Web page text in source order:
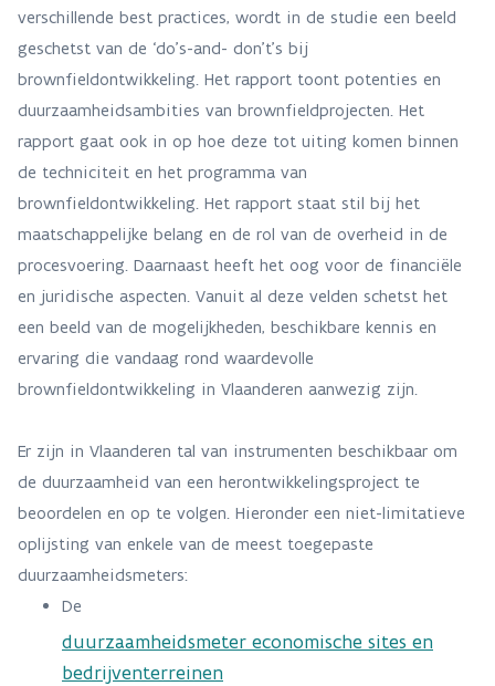
verschillende best practices, wordt in de studie een beeld
geschetst van de ‘do’s-and- don’t’s bij
brownfieldontwikkeling. Het rapport toont potenties en
duurzaamheidsambities van brownfieldprojecten. Het
rapport gaat ook in op hoe deze tot uiting komen binnen
de techniciteit en het programma van
brownfieldontwikkeling. Het rapport staat stil bij het
maatschappelijke belang en de rol van de overheid in de
procesvoering. Daarnaast heeft het oog voor de financiële
en juridische aspecten. Vanuit al deze velden schetst het
een beeld van de mogelijkheden, beschikbare kennis en
ervaring die vandaag rond waardevolle
brownfieldontwikkeling in Vlaanderen aanwezig zijn.
Er zijn in Vlaanderen tal van instrumenten beschikbaar om
de duurzaamheid van een herontwikkelingsproject te
beoordelen en op te volgen. Hieronder een niet-limitatieve
oplijsting van enkele van de meest toegepaste
duurzaamheidsmeters:
De
duurzaamheidsmeter economische sites en
bedrijventerreinen